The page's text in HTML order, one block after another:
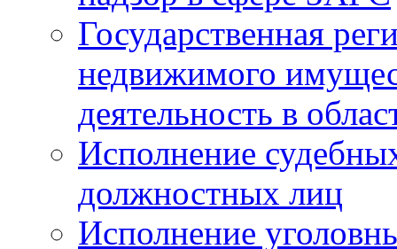
Государственная
недвижимого
деятельность в
Исполнение
должностных лиц
Исполнение